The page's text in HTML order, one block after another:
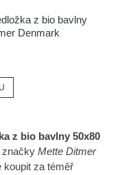
z bio bavlny
Denmark
z bio bavlny 50x80
značky Mette Ditmer
za téměř